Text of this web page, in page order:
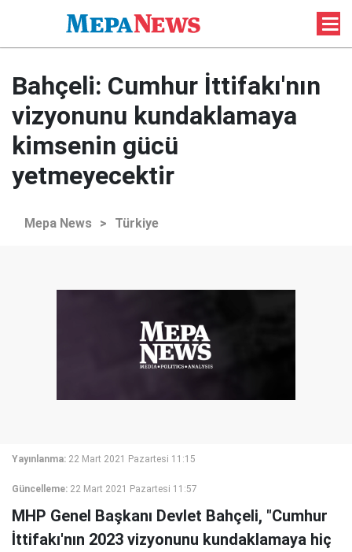
Bahçeli: Cumhur İttifakı'nın
vizyonunu kundaklamaya
kimsenin gücü
yetmeyecektir
Mepa News > Türkiye
Yayınlanma: 22 Mart 2021 Pazartesi 11:15
Güncelleme: 22 Mart 2021 Pazartesi 11:57
MHP Genel Başkanı Devlet Bahçeli, "Cumhur
İttifakı'nın 2023 vizyonunu kundaklamaya hiç